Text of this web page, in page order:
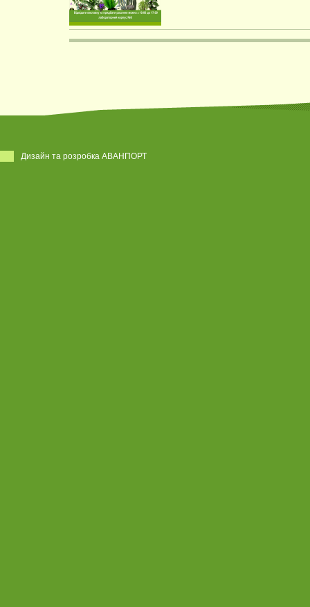
Дизайн та розробка АВАНПОРТ